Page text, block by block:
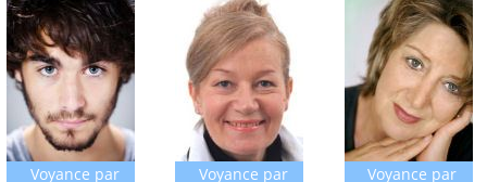
Voyance par
Voyance par
Voyance par